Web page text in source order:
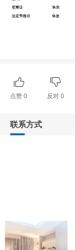
点赞 0 反对0
联系方式